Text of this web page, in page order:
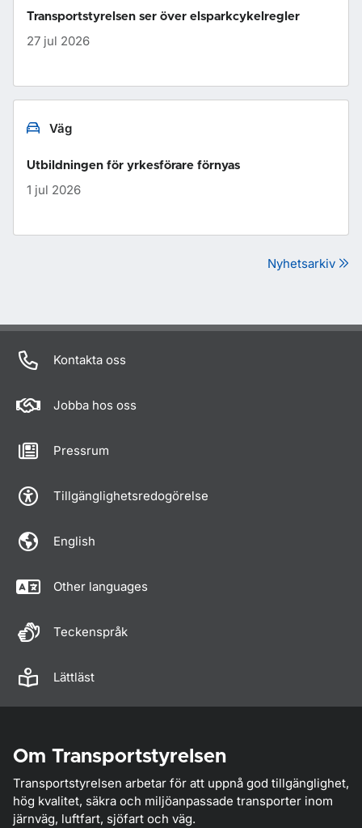
Transportstyrelsen ser över elsparkcykelregler
27 jul 2026
Väg
Utbildningen för yrkesförare förnyas
1 jul 2026
Nyhetsarkiv
Kontakta oss
Jobba hos oss
Pressrum
Tillgänglighetsredogörelse
English
Other languages
Teckenspråk
Lättläst
Om Transportstyrelsen
Transportstyrelsen arbetar för att uppnå god tillgänglighet,
hög kvalitet, säkra och miljöanpassade transporter inom
järnväg, luftfart, sjöfart och väg.